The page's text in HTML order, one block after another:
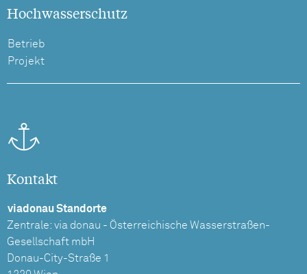
Hochwasserschutz
Betrieb
Projekt
Kontakt
viadonau Standorte
Zentrale: via donau - Österreichische Wasserstraßen-
Gesellschaft mbH
Donau-City-Straße 1